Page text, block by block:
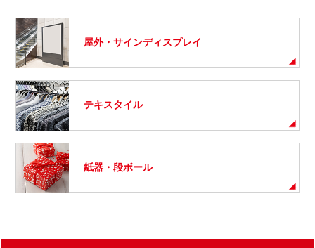
屋外・サインディスプレイ
テキスタイル
紙器・段ボール